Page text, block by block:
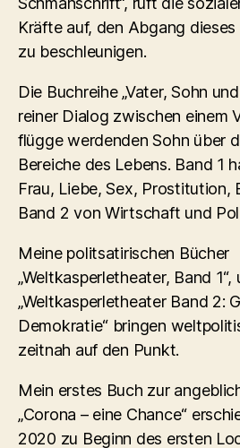
Kräfte auf, den Abgang
zu beschleunigen.
Die Buchreihe „Vater, Sohn
reiner Dialog zwischen einem
flügge werdenden Sohn über
Bereiche des Lebens. Band 1
Frau, Liebe, Sex, Prostitution,
Band 2 von Wirtschaft und
Meine politsatirischen Bücher
„Weltkasperletheater, Band 1“,
„Weltkasperletheater Band 2:
Demokratie“ bringen
zeitnah auf den Punkt.
Mein erstes Buch zur
„Corona – eine Chance“
2020 zu Beginn des ersten